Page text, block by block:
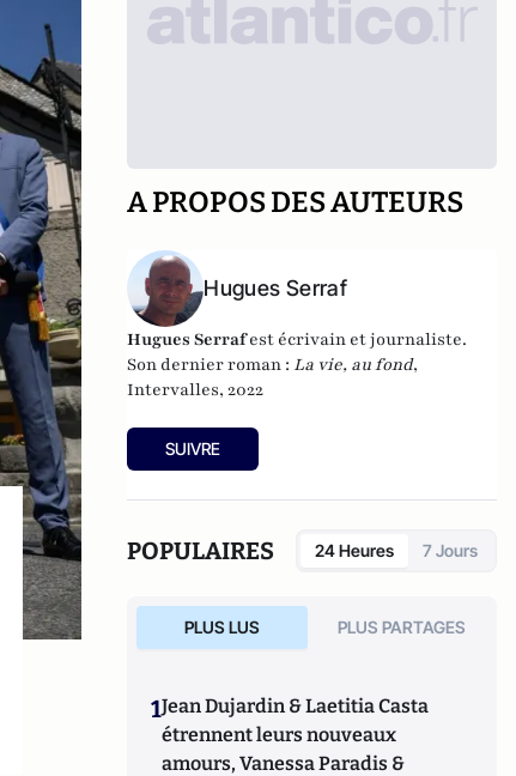
A PROPOS DES AUTEURS
Hugues Serraf
Hugues Serrafest écrivain et journaliste.
Son dernier roman : La vie, au fond,
Intervalles, 2022
SUIVRE
POPULAIRES 24 Heures 7 Jours
PLUS LUS PLUS PARTAGES
1Jean Dujardin & Laetitia Casta
étrennent leurs nouveaux
amours, Vanessa Paradis &